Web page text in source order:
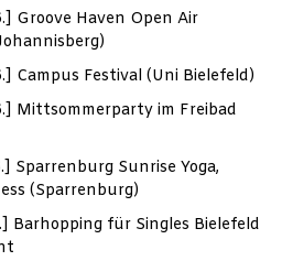
Groove Haven Open Air
Campus Festival (Uni Bielefeld)
Mittsommerparty im Freibad
Sparrenburg Sunrise Yoga,
(Sparrenburg)
Barhopping für Singles Bielefeld